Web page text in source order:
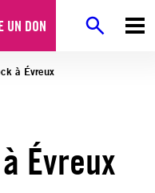
UN DON
à Évreux
Évreux